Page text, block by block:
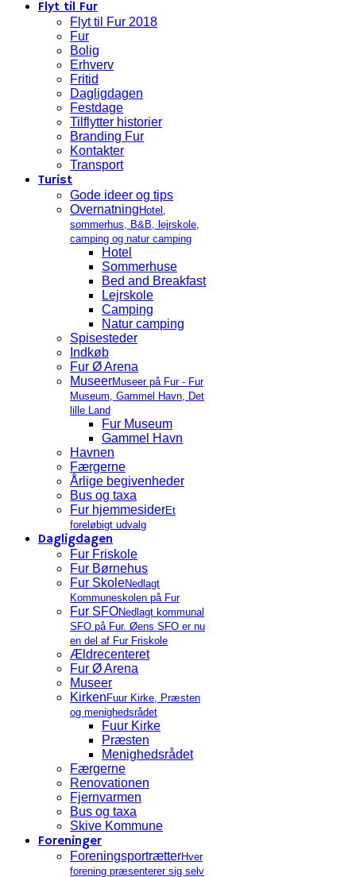
Flyt til Fur
Flyt til Fur 2018
Fur
Bolig
Erhverv
Fritid
Dagligdagen
Festdage
Tilflytter historier
Branding Fur
Kontakter
Transport
Turist
Gode ideer og tips
Overnatning Hotel,
sommerhus, B&B, lejrskole,
camping og natur camping
Hotel
Sommerhuse
Bed and Breakfast
Lejrskole
Camping
Natur camping
Spisesteder
Indkøb
Fur Ø Arena
MuseerMuseer på Fur - Fur
Museum, Gammel Havn, Det
lille Land
Fur Museum
Gammel Havn
Havnen
Færgerne
Årlige begivenheder
Bus og taxa
Fur hjemmesiderEt
foreløbigt udvalg
Dagligdagen
Fur Friskole
Fur Børnehus
Fur SkoleNedlagt
Kommuneskolen på Fur
Fur SFONedlagt kommunal
SFO på Fur. Øens SFO er nu
en del af Fur Friskole
Ældrecenteret
Fur Ø Arena
Museer
Kirken Fuur Kirke, Præsten
og menighedsrådet
Fuur Kirke
Præsten
Menighedsrådet
Færgerne
Renovationen
Fjernvarmen
Bus og taxa
Skive Kommune
Foreninger
ForeningsportrætterHver
forening præsenterer sig selv